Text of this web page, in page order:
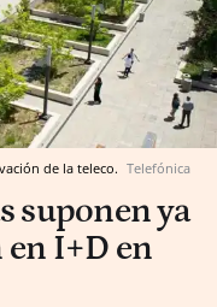
de la teleco. Telefónica
suponen ya
en I+D en